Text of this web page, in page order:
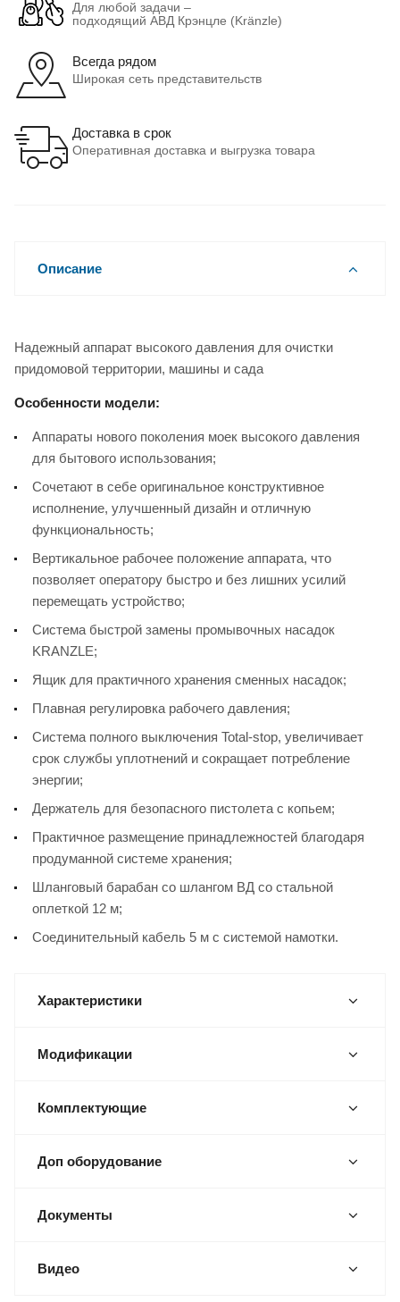
Для любой задачи –
подходящий АВД Крэнцле (Kränzle)
Всегда рядом
Широкая сеть представительств
Доставка в срок
Оперативная доставка и выгрузка товара
Описание
Надежный аппарат высокого давления для очистки
придомовой территории, машины и сада
Особенности модели:
Аппараты нового поколения моек высокого давления
для бытового использования;
Сочетают в себе оригинальное конструктивное
исполнение, улучшенный дизайн и отличную
функциональность;
Вертикальное рабочее положение аппарата, что
позволяет оператору быстро и без лишних усилий
перемещать устройство;
Система быстрой замены промывочных насадок
KRANZLE;
Ящик для практичного хранения сменных насадок;
Плавная регулировка рабочего давления;
Система полного выключения Total-stop, увеличивает
срок службы уплотнений и сокращает потребление
энергии;
Держатель для безопасного пистолета с копьем;
Практичное размещение принадлежностей благодаря
продуманной системе хранения;
Шланговый барабан со шлангом ВД со стальной
оплеткой 12 м;
Соединительный кабель 5 м с системой намотки.
Характеристики
Модификации
Комплектующие
Доп оборудование
Документы
Видео